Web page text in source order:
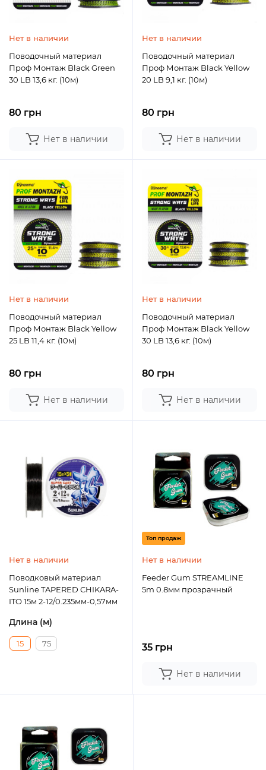
Нет в наличии
Поводочный материал
Проф Монтаж Black Green
30 LB 13,6 кг. (10м)
80 грн
Нет в наличии
Нет в наличии
Поводочный материал
Проф Монтаж Black Yellow
20 LB 9,1 кг. (10м)
80 грн
Нет в наличии
Нет в наличии
Поводочный материал
Проф Монтаж Black Yellow
25 LB 11,4 кг. (10м)
80 грн
Нет в наличии
Нет в наличии
Поводочный материал
Проф Монтаж Black Yellow
30 LB 13,6 кг. (10м)
80 грн
Нет в наличии
Нет в наличии
Поводковый материал
Sunline TAPERED CHIKARA-
ITO 15м 2-12/0.235мм-0,57мм
Длина (м)
15 75
Топ продаж
Нет в наличии
Feeder Gum STREAMLINE
5m 0.8мм прозрачный
35 грн
Нет в наличии